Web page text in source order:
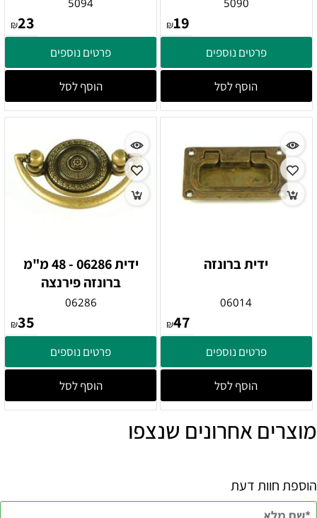
₪19
פרטים נוספים
הוסף לסל
₪23
פרטים נוספים
הוסף לסל
ידית ברונזה
06014
₪47
פרטים נוספים
הוסף לסל
ידית 06286 - 48 מ"מ
ברונזה פירנצה
06286
₪35
פרטים נוספים
הוסף לסל
מוצרים אחרונים שנצפו
הוספת חוות דעת